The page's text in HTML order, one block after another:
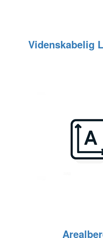
Videnskabelig